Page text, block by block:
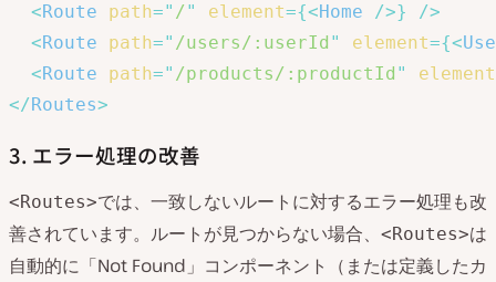
<Route path=" /" element={<Home />}
/>
<Route path=" /users/:userId " element={<
<Route path=" /products/:productId "
element
</Routes>
3. エラー処理の改善
<Routes>では、一致しないルートに対するエラー処理も改
善されています。ルートが見つからない場合、 <Routes>は
自動的に「Not Found」コンポーネント（または定義したカ